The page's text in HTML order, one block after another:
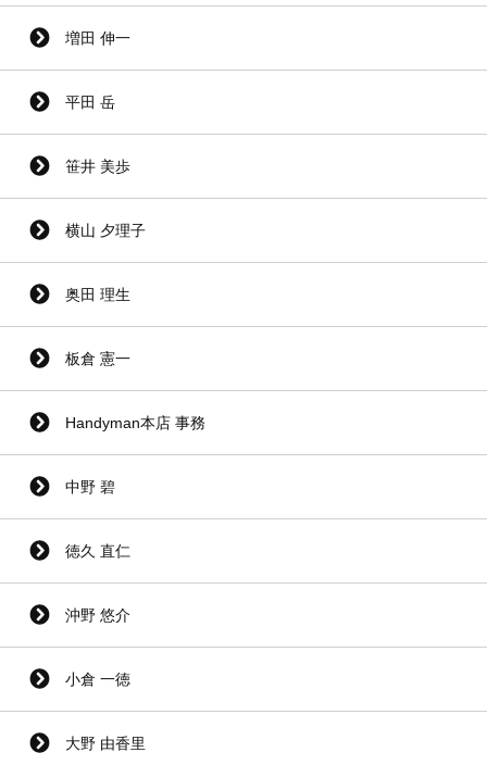
増田 伸一
平田 岳
笹井 美歩
横山 夕理子
奥田 理生
板倉 憲一
Handyman本店 事務
中野 碧
徳久 直仁
沖野 悠介
小倉 一徳
大野 由香里